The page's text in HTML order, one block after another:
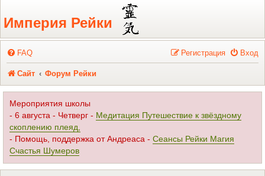
Регистрация
Империя Рейки
FAQ Вход
Регистрация
Сайт Форум Рейки
Мероприятия школы
- 6 августа - Четверг - Медитация Путешествие к звёздному
скоплению плеяд,
- Помощь, поддержка от Андреаса - Сеансы Рейки Магия
Счастья Шумеров